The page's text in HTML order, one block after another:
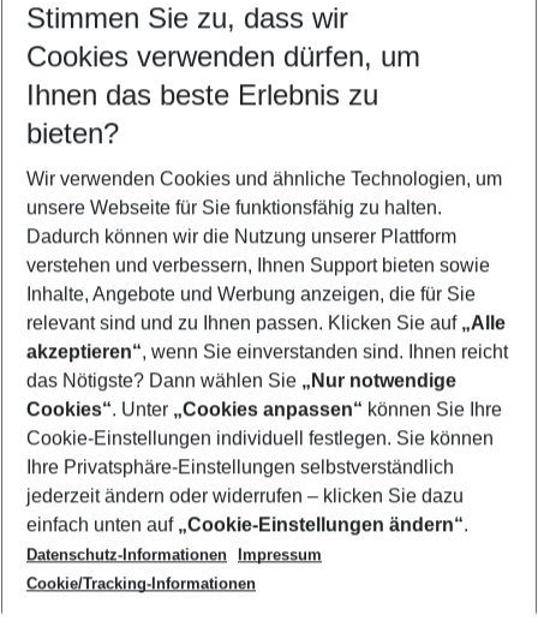
Abflughafen wählen
Beliebiger Abflughafen
Reisezeitraum wählen
12.08.26– 10.08.27 5-8 Nächte
2 Erwachsene Keine Kinder
Mehr Filter anzeigen
Footer
Footer navigation
Über uns
AGB
Cookie-Einstellungen ändern
Cookie-Richtlinie
Datenschutz
Service & Hilfe
Barrierefreies Reisen
Check-in
Folgen Sie uns
Stimmen Sie zu, dass wir
Cookies verwenden dürfen, um
Ihnen das beste Erlebnis zu
bieten?
Wir verwenden Cookies und ähnliche Technologien, um
unsere Webseite für Sie funktionsfähig zu halten.
Dadurch können wir die Nutzung unserer Plattform
verstehen und verbessern, Ihnen Support bieten sowie
Inhalte, Angebote und Werbung anzeigen, die für Sie
relevant sind und zu Ihnen passen. Klicken Sie auf „Alle
akzeptieren“, wenn Sie einverstanden sind. Ihnen reicht
das Nötigste? Dann wählen Sie „Nur notwendige
Cookies“. Unter „Cookies anpassen“ können Sie Ihre
Cookie-Einstellungen individuell festlegen. Sie können
Ihre Privatsphäre-Einstellungen selbstverständlich
jederzeit ändern oder widerrufen – klicken Sie dazu
einfach unten auf „Cookie-Einstellungen ändern“.
Datenschutz-Informationen
Impressum
Cookie/Tracking-Informationen